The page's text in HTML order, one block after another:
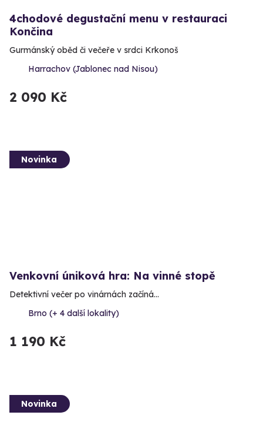
4chodové degustační menu v restauraci
Končina
Gurmánský oběd či večeře v srdci Krkonoš
Harrachov (Jablonec nad Nisou)
2 090 Kč
Novinka
Venkovní úniková hra: Na vinné stopě
Detektivní večer po vinárnách začíná…
Brno (+ 4 další lokality)
1 190 Kč
Novinka